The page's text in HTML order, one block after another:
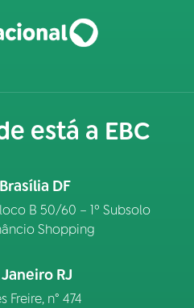
está a EBC
DF
B 50/60 – 1º Subsolo
Shopping
RJ
Freire, n° 474